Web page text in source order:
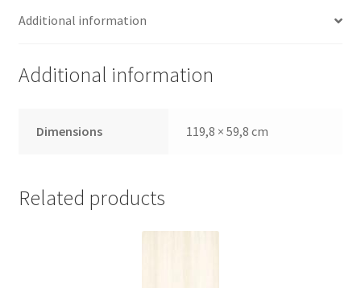
Additional information
Additional information
Dimensions 119,8 × 59,8 cm
Related products